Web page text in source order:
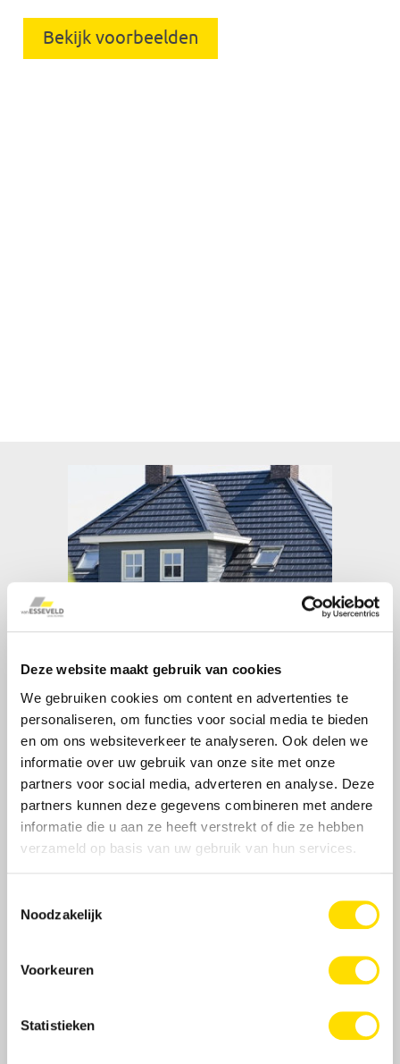
Deze website maakt gebruik van cookies
We gebruiken cookies om content en advertenties te
personaliseren, om functies voor social media te bieden
en om ons websiteverkeer te analyseren. Ook delen we
informatie over uw gebruik van onze site met onze
partners voor social media, adverteren en analyse. Deze
partners kunnen deze gegevens combineren met andere
informatie die u aan ze heeft verstrekt of die ze hebben
verzameld op basis van uw gebruik van hun services.
Noodzakelijk
Voorkeuren
Statistieken
Bekijk voorbeelden